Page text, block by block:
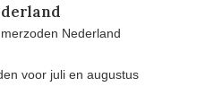
Nederland
voor juli en augustus